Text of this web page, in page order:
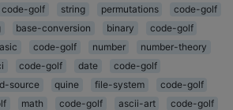
code-golf string permutations
code-golf
base-conversion binary
code-golf
code-golf number
number-theory
code-golf date
code-golf
source
quine file-system
code-golf
math code-golf ascii-art
code-golf